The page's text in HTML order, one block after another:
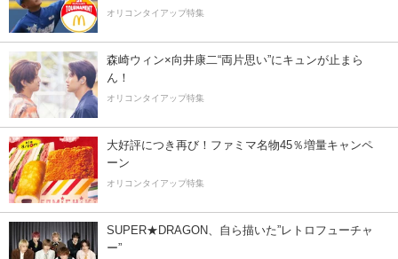
オリコンタイアップ特集
森崎ウィン×向井康二“両片思い”にキュンが止まら
ん！
オリコンタイアップ特集
大好評につき再び！ファミマ名物45％増量キャンペ
ーン
オリコンタイアップ特集
SUPER★DRAGON、自ら描いた”レトロフューチャ
ー”